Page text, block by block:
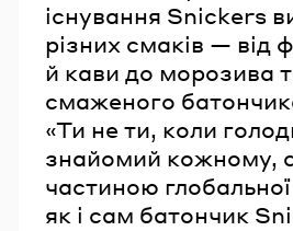
існування Snickers
різних смаків — від
й кави до морозива
смаженого
«Ти не ти, коли
знайомий кожному,
частиною
як і сам батончик